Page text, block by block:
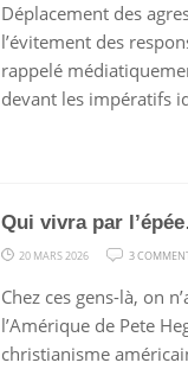
Déplacement des
l’évitement des
rappelé
devant les impératifs
Qui vivra par
20 MARS 2026 3
Chez ces gens-là, on
l’Amérique de Pete
christianisme